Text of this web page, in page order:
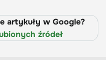
artykuły w Google?
źródeł